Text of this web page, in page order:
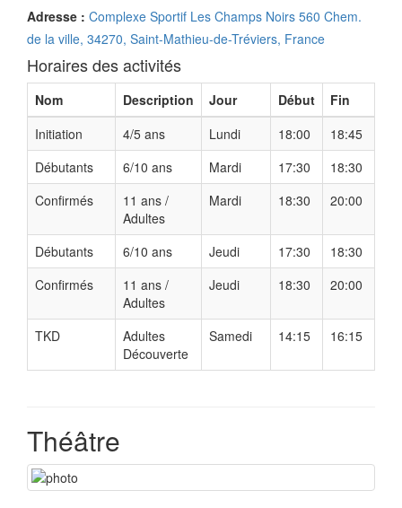
Adresse : Complexe Sportif Les Champs Noirs 560 Chem.
de la ville, 34270, Saint-Mathieu-de-Tréviers, France
Horaires des activités
Nom Description Jour Début
Fin
Initiation
4/5 ans Lundi 18:00
18:45
Débutants
6/10 ans Mardi 17:30
18:30
Confirmés
11 ans /
Adultes
Mardi 18:30 20:00
Débutants 6/10 ans Jeudi 17:30
18:30
Confirmés
11 ans /
Adultes
Jeudi 18:30 20:00
TKD
Adultes
Découverte
Samedi 14:15 16:15
Théâtre